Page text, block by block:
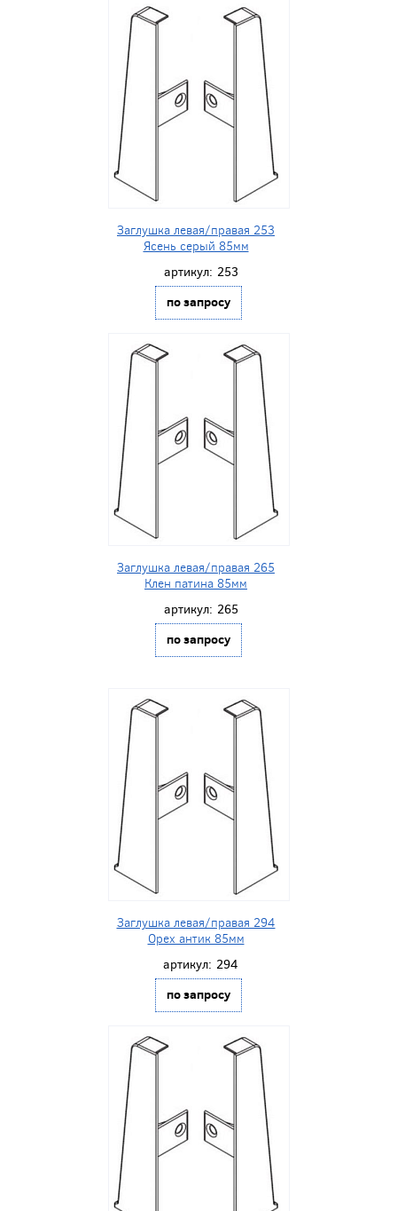
Заглушка левая/правая 253
Ясень серый 85мм
артикул: 253
по запросу
Заглушка левая/правая 265
Клен патина 85мм
артикул: 265
по запросу
Заглушка левая/правая 294
Орех антик 85мм
артикул: 294
по запросу